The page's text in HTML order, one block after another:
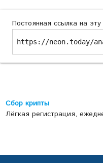
Постоянная ссылка на
https://neon.today/
Сбор крипты
Лёгкая регистрация,